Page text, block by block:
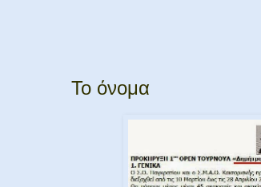
Το όνομα